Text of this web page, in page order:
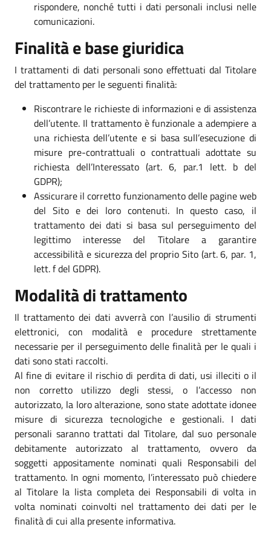
rispondere, nonché tutti i dati personali inclusi nelle
comunicazioni.
Finalità e base giuridica
I trattamenti di dati personali sono effettuati dal Titolare
del trattamento per le seguenti finalità:
Riscontrare le richieste di informazioni e di assistenza
dell’utente. Il trattamento è funzionale a adempiere a
una richiesta dell’utente e si basa sull’esecuzione di
misure pre-contrattuali o contrattuali adottate su
richiesta dell’Interessato (art. 6, par.1 lett. b del
GDPR);
Assicurare il corretto funzionamento delle pagine web
del Sito e dei loro contenuti. In questo caso, il
trattamento dei dati si basa sul perseguimento del
legittimo interesse del Titolare a garantire
accessibilità e sicurezza del proprio Sito (art. 6, par. 1,
lett. f del GDPR).
Modalità di trattamento
Il trattamento dei dati avverrà con l’ausilio di strumenti
elettronici, con modalità e procedure strettamente
necessarie per il perseguimento delle finalità per le quali i
dati sono stati raccolti.
Al fine di evitare il rischio di perdita di dati, usi illeciti o il
non corretto utilizzo degli stessi, o l’accesso non
autorizzato, la loro alterazione, sono state adottate idonee
misure di sicurezza tecnologiche e gestionali. I dati
personali saranno trattati dal Titolare, dal suo personale
debitamente autorizzato al trattamento, ovvero da
soggetti appositamente nominati quali Responsabili del
trattamento. In ogni momento, l’interessato può chiedere
al Titolare la lista completa dei Responsabili di volta in
volta nominati coinvolti nel trattamento dei dati per le
finalità di cui alla presente informativa.